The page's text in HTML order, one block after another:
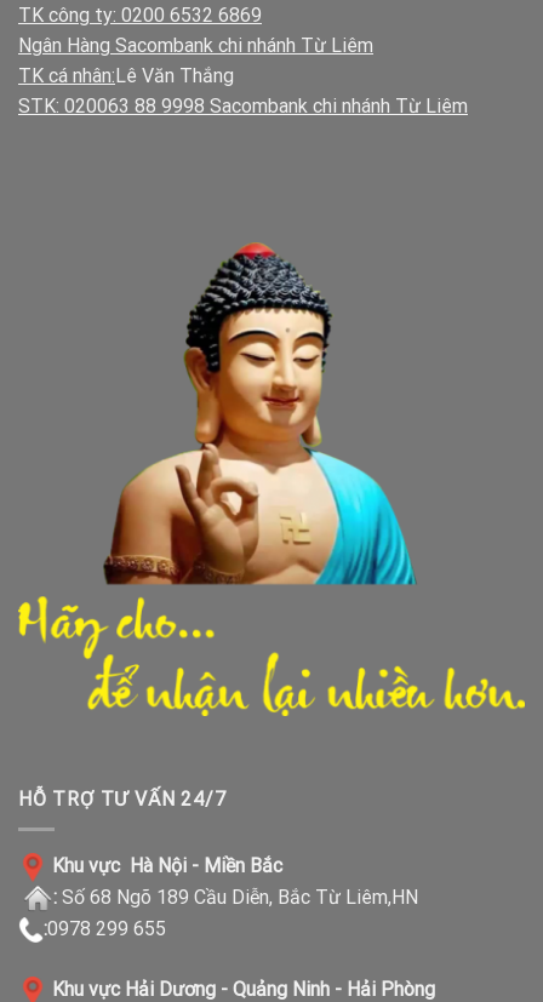
TK công ty: 0200 6532 6869
Ngân Hàng Sacombank chi nhánh Từ Liêm
TK cá nhân:Lê Văn Thắng
STK: 020063 88 9998 Sacombank chi nhánh Từ Liêm
HỖ TRỢ TƯ VẤN 24/7
Khu vực Hà Nội - Miền Bắc
: Số 68 Ngõ 189 Cầu Diễn, Bắc Từ Liêm,HN
:0978 299 655
Khu vực Hải Dương - Quảng Ninh - Hải Phòng